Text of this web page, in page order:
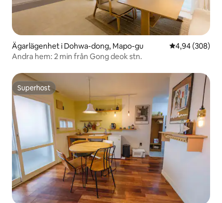
Ägarlägenhet i Dohwa-dong, Mapo-gu 4,94 av 5 i
4,94 (308)
Andra hem: 2 min från Gong deok stn.
Superhost
Superhost